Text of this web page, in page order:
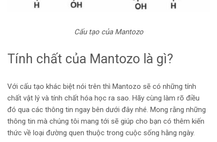
Cấu tạo của Mantozo
Tính chất của Mantozo là gì?
Với cấu tạo khác biệt nói trên thì Mantozo sẽ có những tính
chất vật lý và tính chất hóa học ra sao. Hãy cùng làm rõ điều
đó qua các thông tin ngay bên dưới đây nhé. Mong rằng những
thông tin mà chúng tôi mang tới sẽ giúp cho bạn có thêm kiến
thức về loại đường quen thuộc trong cuộc sống hằng ngày.